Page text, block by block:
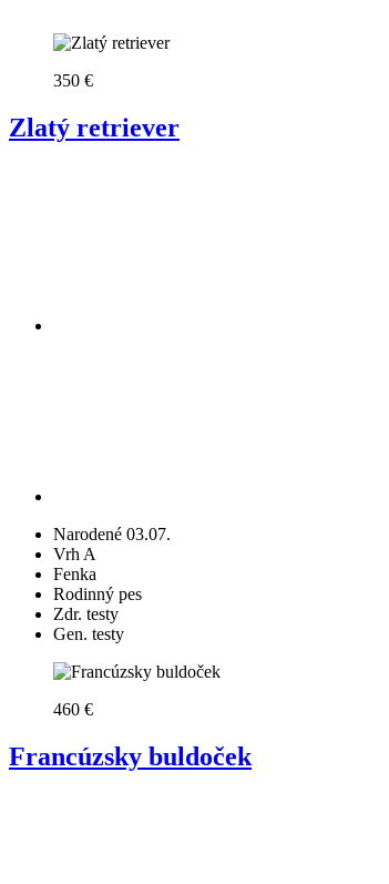
350 €
Zlatý retriever
Narodené 03.07.
Vrh A
Fenka
Rodinný pes
Zdr. testy
Gen. testy
460 €
Francúzsky buldoček